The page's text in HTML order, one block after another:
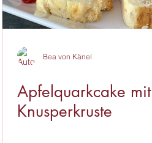
Bea von Känel
Apfelquarkcake mit
Knusperkruste